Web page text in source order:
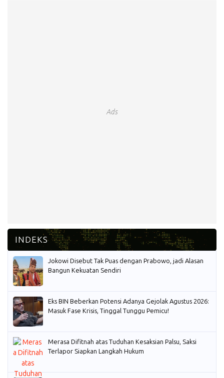
Ads
Jokowi Disebut Tak Puas dengan Prabowo, jadi Alasan
Bangun Kekuatan Sendiri
Eks BIN Beberkan Potensi Adanya Gejolak Agustus 2026:
Masuk Fase Krisis, Tinggal Tunggu Pemicu!
Merasa Difitnah atas Tuduhan Kesaksian Palsu, Saksi
Terlapor Siapkan Langkah Hukum